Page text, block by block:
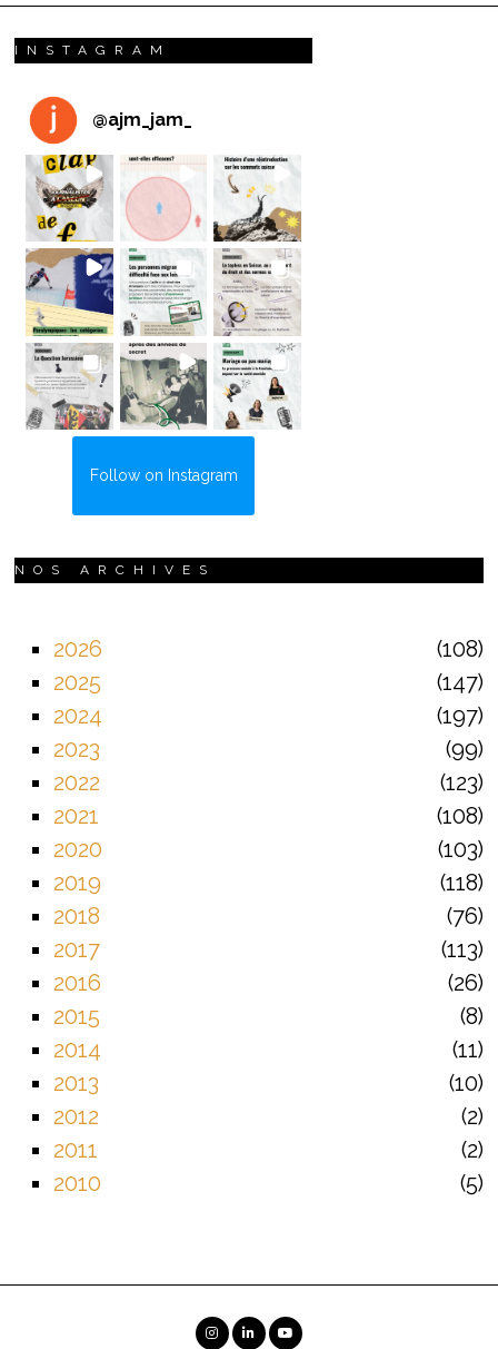
INSTAGRAM
@ajm_jam_
Follow on Instagram
NOS ARCHIVES
2026
108
2025
147
2024
197
2023
99
2022
123
2021
108
2020
103
2019
118
2018
76
2017
113
2016
26
2015
8
2014
11
2013
10
2012
2
2011
2
2010
5